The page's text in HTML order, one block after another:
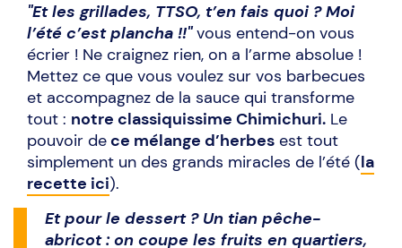
"Et les grillades, TTSO, t’en fais quoi ? Moi
l’été c’est plancha !!"vous entend-on vous
écrier ! Ne craignez rien, on a l’arme absolue !
Mettez ce que vous voulez sur vos barbecues
et accompagnez de la sauce qui transforme
tout : notre classiquissime Chimichuri. Le
pouvoir dece mélange d’herbes est tout
simplement un des grands miracles de l’été (la
recette ici).
Et pour le dessert ? Un tian pêche-
abricot : on coupe les fruits en quartiers,